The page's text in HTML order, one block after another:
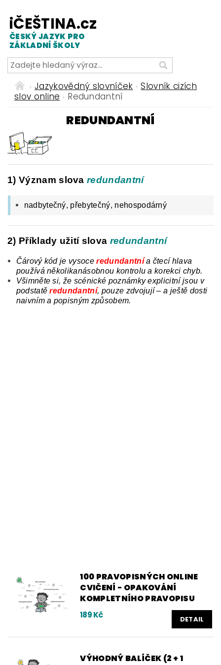
iČEŠTINA.cz
ČESKÝ JAZYK PRO
ZÁKLADNÍ ŠKOLY
Jazykovědný slovníček
Slovník cizích
slov online
Redundantní
REDUNDANTNÍ
1) Význam slovaredundantní
nadbytečný, přebytečný, nehospodárný
2) Příklady užití slova redundantní
Čárový kód je vysoce redundantní a čtecí hlava
používá několikanásobnou kontrolu a korekci chyb.
Všimněte si, že scénické poznámky explicitní jsou v
podstatě redundantní, pouze zdvojují – a ještě dosti
naivním a popisným způsobem.
100 PRAVOPISNÝCH ONLINE
CVIČENÍ - OPAKOVÁNÍ
KOMPLETNÍHO PRAVOPISU
189 Kč DETAIL
VÝHODNÝ BALÍČEK (2 + 1